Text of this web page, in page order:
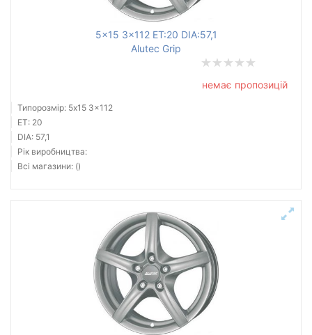
5x15 3x112 ET:20 DIA:57,1
Alutec Grip
немає пропозицій
Типорозмір: 5x15 3x112
ET: 20
DIA: 57,1
Рік виробництва:
Всі магазини: ()